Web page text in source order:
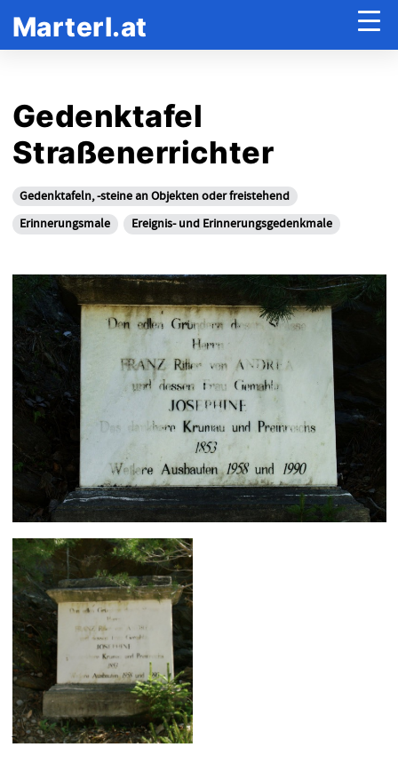
Marterl.at
Gedenktafel
Straßenerrichter
Gedenktafeln, -steine an Objekten oder freistehend
Erinnerungsmale
Ereignis- und Erinnerungsgedenkmale